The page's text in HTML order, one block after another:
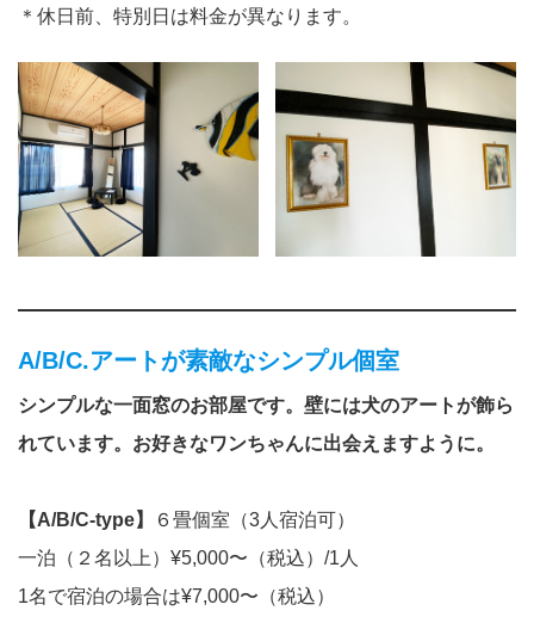
＊休日前、特別日は料金が異なります。
A/B/C.アートが素敵なシンプル個室
シンプルな一面窓のお部屋です。壁には犬のアートが飾ら
れています。お好きなワンちゃんに出会えますように。
【A/B/C-type】
６畳個室（3人宿泊可）
一泊（２名以上）¥5,000〜（税込）/1人
1名で宿泊の場合は¥7,000〜（税込）